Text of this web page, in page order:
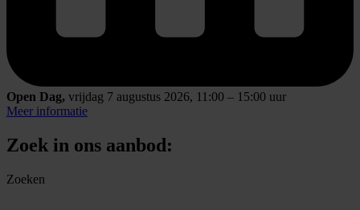
Open Dag, vrijdag 7 augustus 2026, 11:00 – 15:00 uur
Meer informatie
Zoek in ons aanbod:
Zoeken